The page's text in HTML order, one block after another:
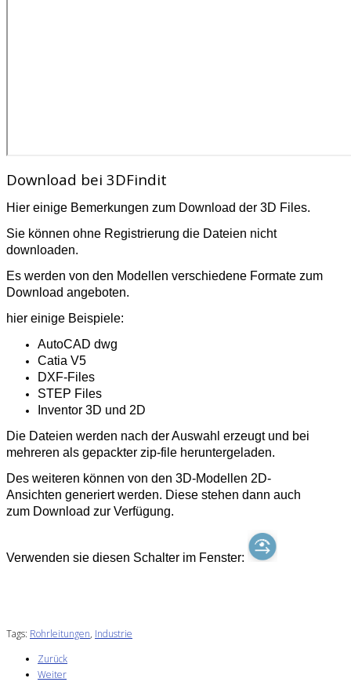
Download bei 3DFindit
Hier einige Bemerkungen zum Download der 3D Files.
Sie können ohne Registrierung die Dateien nicht
downloaden.
Es werden von den Modellen verschiedene Formate zum
Download angeboten.
hier einige Beispiele:
AutoCAD dwg
Catia V5
DXF-Files
STEP Files
Inventor 3D und 2D
Die Dateien werden nach der Auswahl erzeugt und bei
mehreren als gepackter zip-file heruntergeladen.
Des weiteren können von den 3D-Modellen 2D-
Ansichten generiert werden. Diese stehen dann auch
zum Download zur Verfügung.
Verwenden sie diesen Schalter im Fenster:
Tags: Rohrleitungen, Industrie
Zurück
Weiter